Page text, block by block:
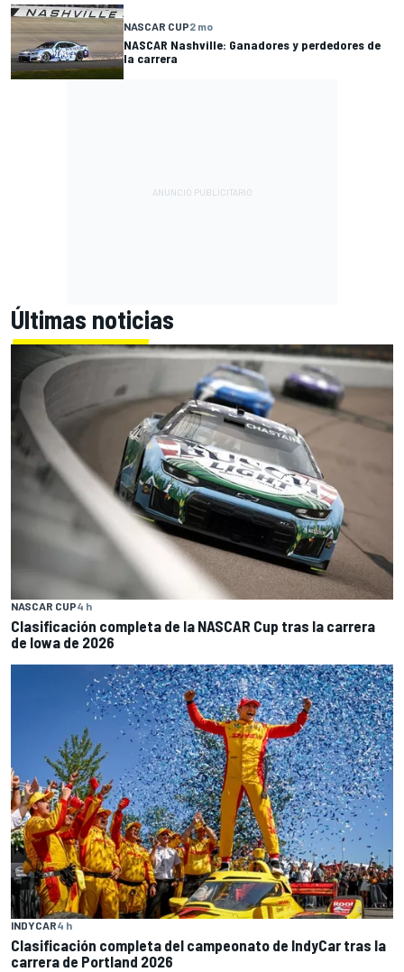
NASCAR CUP2 mo
NASCAR Nashville: Ganadores y perdedores de
la carrera
Últimas noticias
NASCAR CUP4 h
Clasificación completa de la NASCAR Cup tras la carrera
de Iowa de 2026
INDYCAR4 h
Clasificación completa del campeonato de IndyCar tras la
carrera de Portland 2026